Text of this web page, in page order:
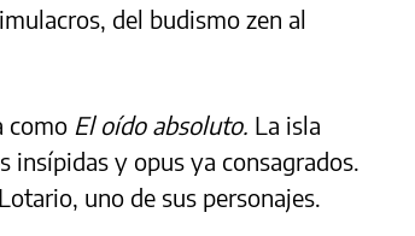
del budismo zen al
como El oído absoluto. La isla
insípidas y opus ya consagrados.
uno de sus personajes.